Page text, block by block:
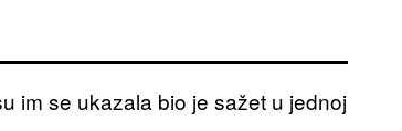
im se ukazala bio je sažet u jednoj